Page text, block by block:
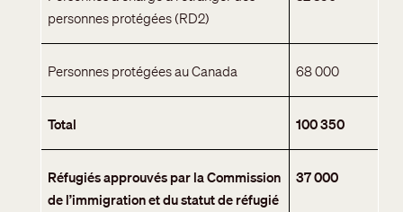
personnes protégées (RD2)
Personnes protégées au Canada 68 000
Total 100 350
Réfugiés approuvés par la Commission
de l’immigration et du statut de réfugié
37 000